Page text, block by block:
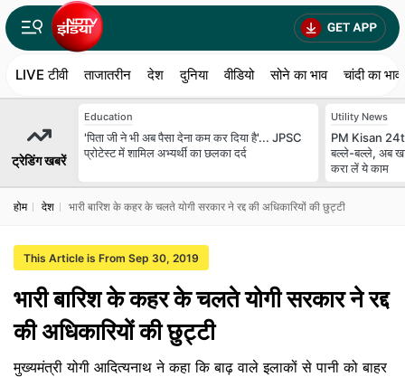
LIVE टीवी ताजातरीन देश दुनिया वीडियो सोने का भाव चांदी का भाव
ट्रेडिंग खबरें
Education
'पिता जी ने भी अब पैसा देना कम कर दिया है'... JPSC
प्रोटेस्ट में शामिल अभ्यर्थी का छलका दर्द
Utility News
PM Kisan
बल्ले-बल्ले, अब
करा लें ये काम
होम देश भारी बारिश के कहर के चलते योगी सरकार ने रद्द की अधिकारियों की छुट्टी
This Article is From Sep 30, 2019
भारी बारिश के कहर के चलते योगी सरकार ने रद्द
की अधिकारियों की छुट्टी
मुख्यमंत्री योगी आदित्यनाथ ने कहा कि बाढ़ वाले इलाकों से पानी को बाहर